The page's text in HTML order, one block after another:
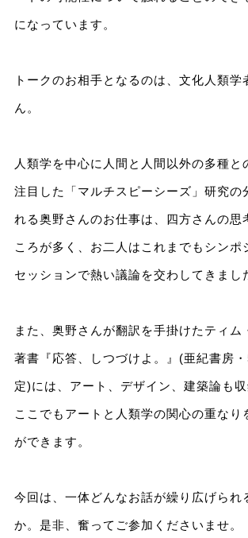
になっています。
トークのお相手となるのは、文化人類学
ん。
人類学を中心に人間と人間以外の多種と
注目した「マルチスピーシーズ」研究の
れる奥野さんのお仕事は、四方さんの思
ころが多く、お二人はこれまでもシンポ
セッションで熱い議論を交わしてきまし
また、奥野さんが翻訳を手掛けたティム
著書『応答、しつづけよ。』(亜紀書房
定)には、アート、デザイン、建築論も収
ここでもアートと人類学の関心の重なり
ができます。
今回は、一体どんなお話が繰り広げられ
か。是非、奮ってご参加くださいませ。